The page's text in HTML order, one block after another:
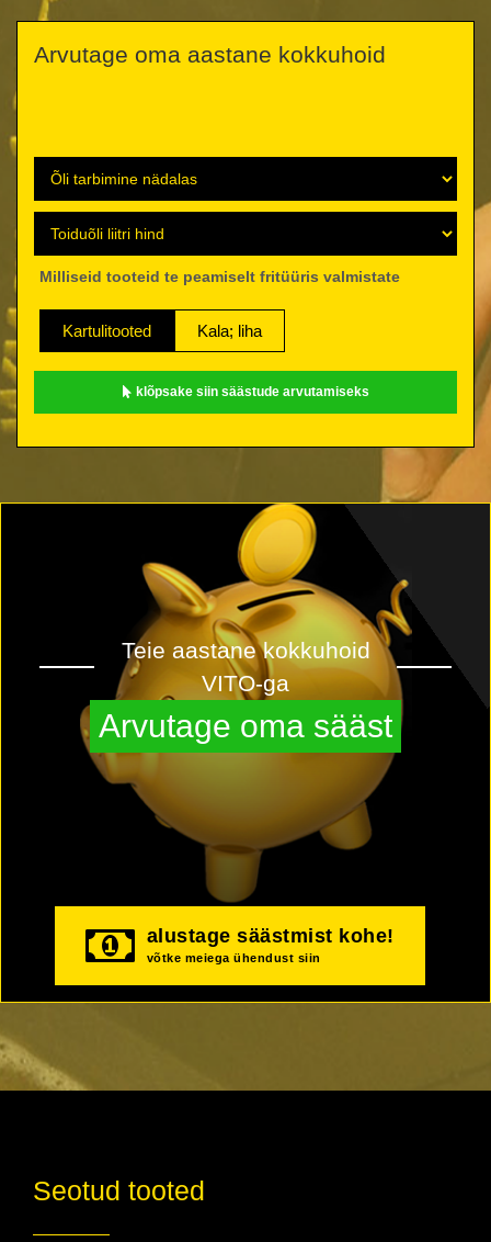
Arvutage oma aastane kokkuhoid
Milliseid tooteid te peamiselt fritüüris valmistate
Kartulitooted Kala; liha
klõpsake siin säästude arvutamiseks
Teie aastane kokkuhoid
VITO-ga
Arvutage oma sääst
alustage säästmist kohe!
võtke meiega ühendust siin
Seotud tooted